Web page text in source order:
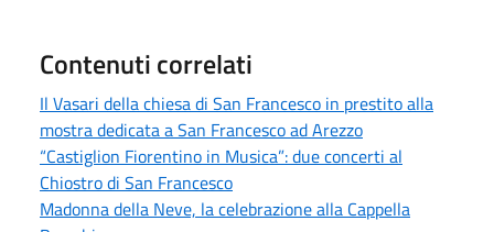
Contenuti correlati
Il Vasari della chiesa di San Francesco in prestito alla
mostra dedicata a San Francesco ad Arezzo
“Castiglion Fiorentino in Musica”: due concerti al
Chiostro di San Francesco
Madonna della Neve, la celebrazione alla Cappella